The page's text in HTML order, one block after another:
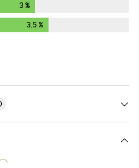
3 %
3,5 %